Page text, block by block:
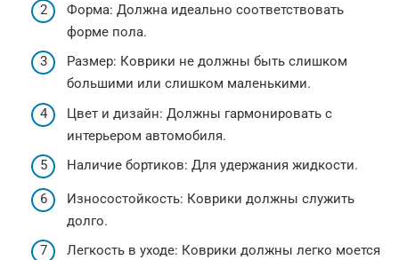
Форма: Должна идеально соответствовать
форме пола.
Размер: Коврики не должны быть слишком
большими или слишком маленькими.
Цвет и дизайн: Должны гармонировать с
интерьером автомобиля.
Наличие бортиков: Для удержания жидкости.
Износостойкость: Коврики должны служить
долго.
Легкость в уходе: Коврики должны легко моется